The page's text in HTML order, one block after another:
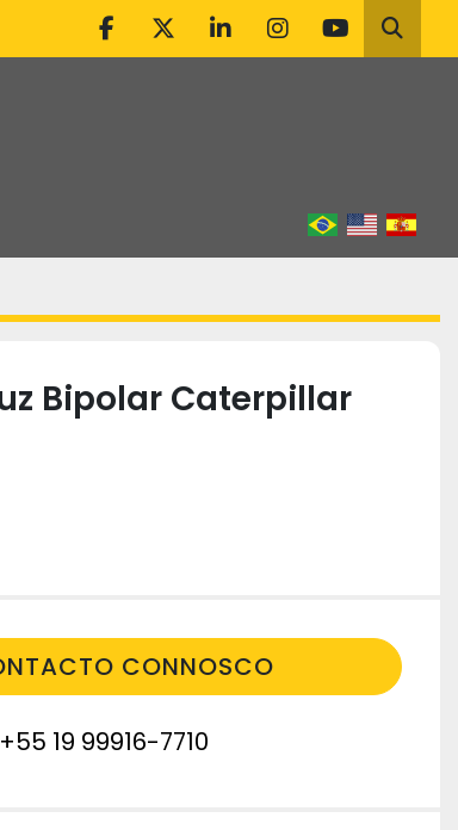
facebook
twitterlinkedininstagram
youtube
Bipolar Caterpillar
CONNOSCO
+55 19 99916-7710